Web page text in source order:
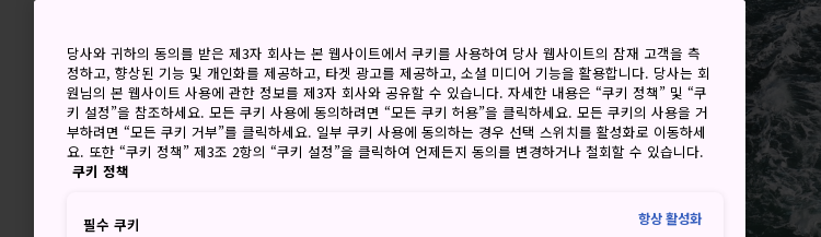
당사와 귀하의 동의를 받은 제3자 회사는 본 웹사이트에서 쿠키를 사용하여 당사 웹사이트의 잠재 고객을 측
정하고, 향상된 기능 및 개인화를 제공하고, 타겟 광고를 제공하고, 소셜 미디어 기능을 활용합니다. 당사는 회
원님의 본 웹사이트 사용에 관한 정보를 제3자 회사와 공유할 수 있습니다. 자세한 내용은 “쿠키 정책” 및 “쿠
키 설정”을 참조하세요. 모든 쿠키 사용에 동의하려면 “모든 쿠키 허용”을 클릭하세요. 모든 쿠키의 사용을 거
부하려면 “모든 쿠키 거부”를 클릭하세요. 일부 쿠키 사용에 동의하는 경우 선택 스위치를 활성화로 이동하세
요. 또한 “쿠키 정책” 제3조 2항의 “쿠키 설정”을 클릭하여 언제든지 동의를 변경하거나 철회할 수 있습니다.
쿠키 정책
필수 쿠키 항상 활성화